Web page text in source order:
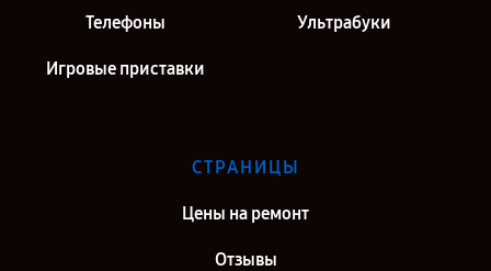
Телефоны Ультрабуки
Игровые приставки
СТРАНИЦЫ
Цены на ремонт
Отзывы